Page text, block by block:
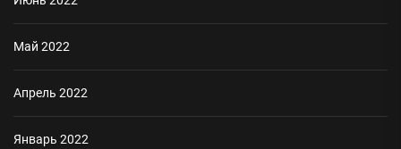
Май 2022
Апрель 2022
Январь 2022